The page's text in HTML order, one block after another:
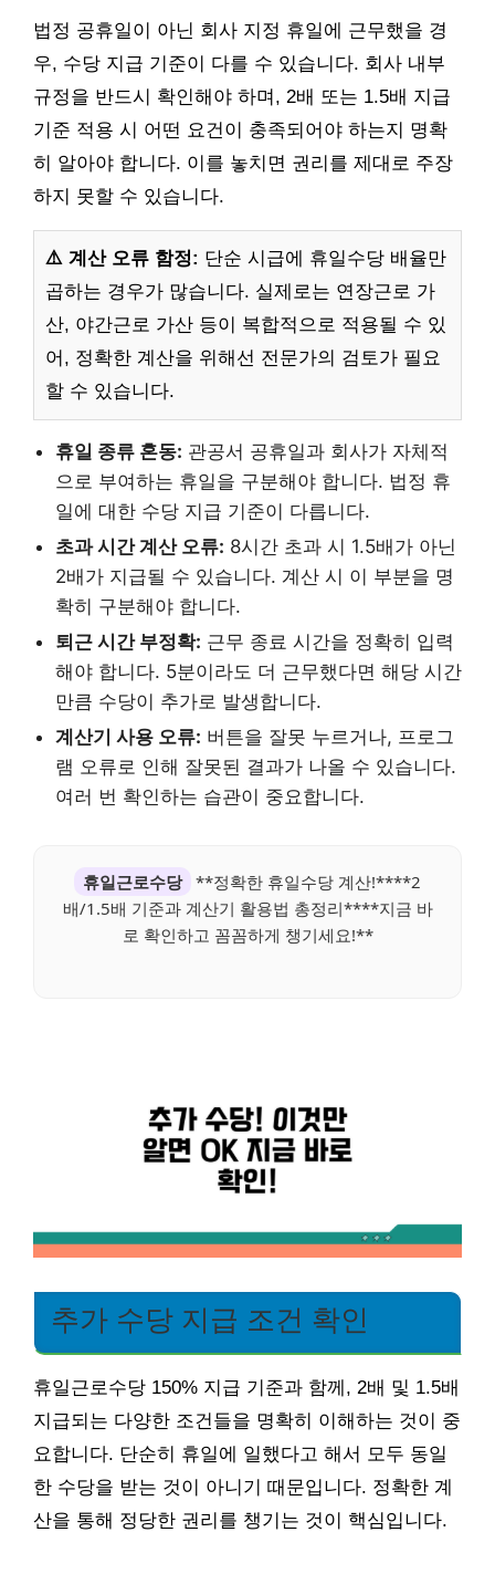
법정 공휴일이 아닌 회사 지정 휴일에 근무했을 경
우, 수당 지급 기준이 다를 수 있습니다. 회사 내부
규정을 반드시 확인해야 하며, 2배 또는 1.5배 지급
기준 적용 시 어떤 요건이 충족되어야 하는지 명확
히 알아야 합니다. 이를 놓치면 권리를 제대로 주장
하지 못할 수 있습니다.
⚠️ 계산 오류 함정: 단순 시급에 휴일수당 배율만
곱하는 경우가 많습니다. 실제로는 연장근로 가
산, 야간근로 가산 등이 복합적으로 적용될 수 있
어, 정확한 계산을 위해선 전문가의 검토가 필요
할 수 있습니다.
휴일 종류 혼동: 관공서 공휴일과 회사가 자체적
으로 부여하는 휴일을 구분해야 합니다. 법정 휴
일에 대한 수당 지급 기준이 다릅니다.
초과 시간 계산 오류: 8시간 초과 시 1.5배가 아닌
2배가 지급될 수 있습니다. 계산 시 이 부분을 명
확히 구분해야 합니다.
퇴근 시간 부정확: 근무 종료 시간을 정확히 입력
해야 합니다. 5분이라도 더 근무했다면 해당 시간
만큼 수당이 추가로 발생합니다.
계산기 사용 오류: 버튼을 잘못 누르거나, 프로그
램 오류로 인해 잘못된 결과가 나올 수 있습니다.
여러 번 확인하는 습관이 중요합니다.
휴일근로수당 **정확한 휴일수당 계산!****2
배/1.5배 기준과 계산기 활용법 총정리****지금 바
로 확인하고 꼼꼼하게 챙기세요!**
추가 수당 지급 조건 확인
휴일근로수당 150% 지급 기준과 함께, 2배 및 1.5배
지급되는 다양한 조건들을 명확히 이해하는 것이 중
요합니다. 단순히 휴일에 일했다고 해서 모두 동일
한 수당을 받는 것이 아니기 때문입니다. 정확한 계
산을 통해 정당한 권리를 챙기는 것이 핵심입니다.